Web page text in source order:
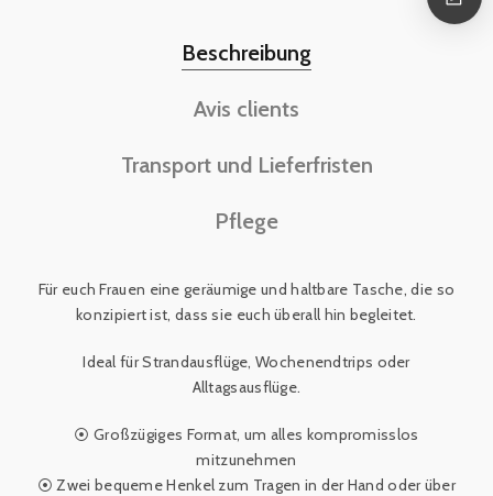
Beschreibung
Avis clients
Transport und Lieferfristen
Pflege
Für euch Frauen eine geräumige und haltbare Tasche, die so
konzipiert ist, dass sie euch überall hin begleitet.
Ideal für Strandausflüge, Wochenendtrips oder
Alltagsausflüge.
⦿ Großzügiges Format, um alles kompromisslos
mitzunehmen
⦿ Zwei bequeme Henkel zum Tragen in der Hand oder über